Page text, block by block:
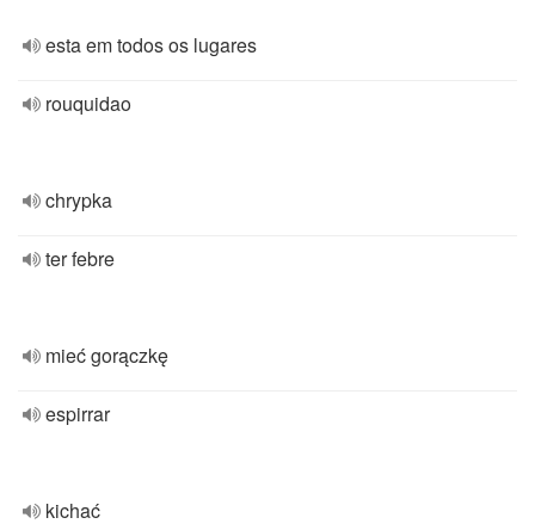
esta em todos os lugares
rouquidao
chrypka
ter febre
mieć gorączkę
espirrar
kichać